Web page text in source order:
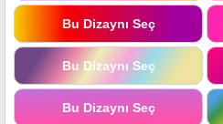
Bu Dizaynı Seç
Bu Dizaynı Seç
Bu Dizaynı Seç